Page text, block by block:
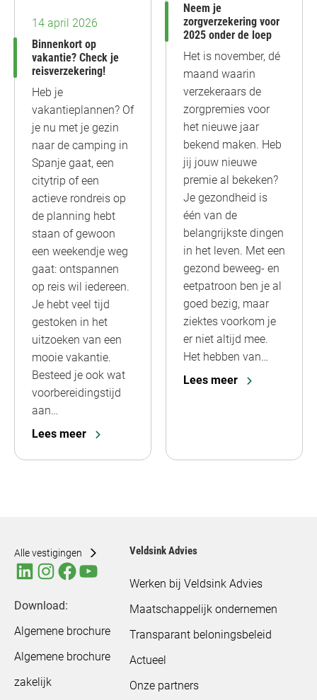
14 april 2026
Binnenkort op
vakantie? Check je
reisverzekering!
Heb je
vakantieplannen? Of
je nu met je gezin
naar de camping in
Spanje gaat, een
citytrip of een
actieve rondreis op
de planning hebt
staan of gewoon
een weekendje weg
gaat: ontspannen
op reis wil iedereen.
Je hebt veel tijd
gestoken in het
uitzoeken van een
mooie vakantie.
Besteed je ook wat
voorbereidingstijd
aan…
Lees meer
Neem je
zorgverzekering voor
2025 onder de loep
Het is november, dé
maand waarin
verzekeraars de
zorgpremies voor
het nieuwe jaar
bekend maken. Heb
jij jouw nieuwe
premie al bekeken?
Je gezondheid is
één van de
belangrijkste dingen
in het leven. Met een
gezond beweeg- en
eetpatroon ben je al
goed bezig, maar
ziektes voorkom je
er niet altijd mee.
Het hebben van…
Lees meer
Alle vestigingen
Download:
Algemene brochure
Algemene brochure
zakelijk
Veldsink Advies
Werken bij Veldsink Advies
Maatschappelijk ondernemen
Transparant beloningsbeleid
Actueel
Onze partners